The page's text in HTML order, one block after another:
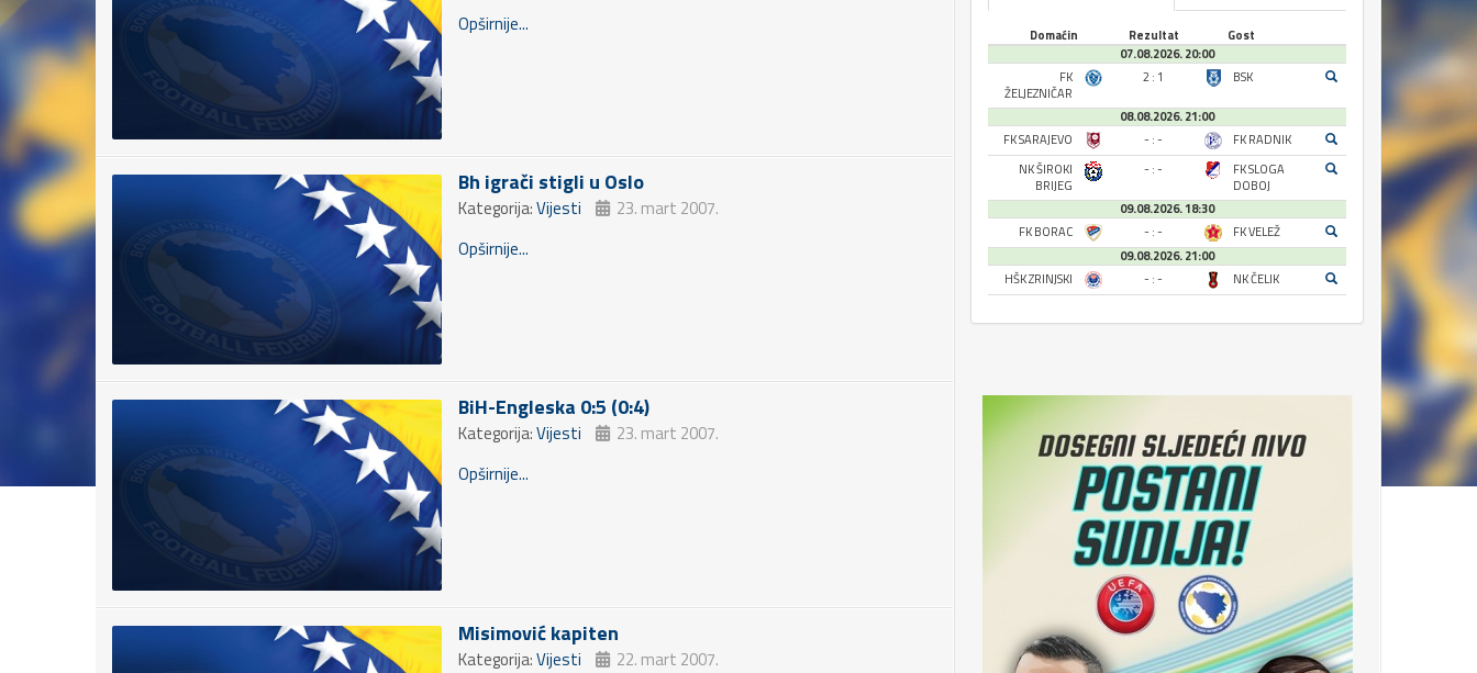
Opširnije...
Bh igrači stigli u Oslo
Kategorija:Vijesti
23. mart 2007.
Opširnije...
BiH-Engleska 0:5 (0:4)
Kategorija:Vijesti
23. mart 2007.
Opširnije...
Misimović kapiten
Kategorija:Vijesti
22. mart 2007.
Domaćin Rezultat
Gost
07.08.2026. 20:00
FK
ŽELJEZNIČAR
2 : 1 BSK
08.08.2026. 21:00
FK SARAJEVO
- : -
FK RADNIK
NK ŠIROKI
BRIJEG
- : -
FK SLOGA
DOBOJ
09.08.2026. 18:30
FK BORAC
- : -
FK VELEŽ
09.08.2026. 21:00
HŠK ZRINJSKI
- : - NK ČELIK